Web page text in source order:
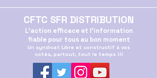
CFTC SFR DISTRIBUTION
L'action efficace et l'information
fiable pour tous au bon moment
Un syndicat Libre et constructif à vos
cotés, partout, tout le temps !!!